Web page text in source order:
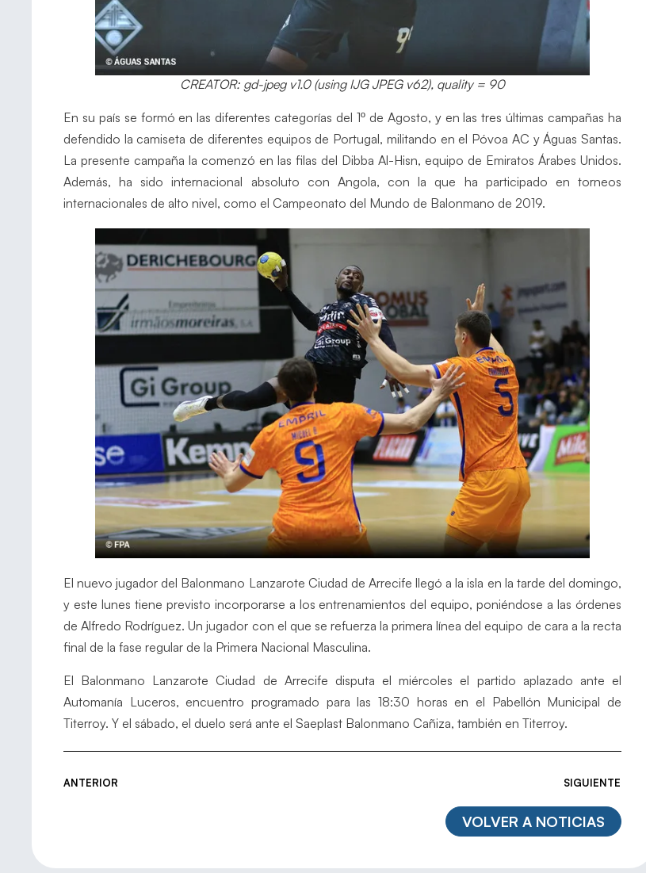
CREATOR: gd-jpeg v1.0 (using IJG JPEG v62), quality = 90
En su país se formó en las diferentes categorías del 1º de Agosto, y en las tres últimas campañas ha
defendido la camiseta de diferentes equipos de Portugal, militando en el Póvoa AC y Águas Santas.
La presente campaña la comenzó en las filas del Dibba Al-Hisn, equipo de Emiratos Árabes Unidos.
Además, ha sido internacional absoluto con Angola, con la que ha participado en torneos
internacionales de alto nivel, como el Campeonato del Mundo de Balonmano de 2019.
El nuevo jugador del Balonmano Lanzarote Ciudad de Arrecife llegó a la isla en la tarde del domingo,
y este lunes tiene previsto incorporarse a los entrenamientos del equipo, poniéndose a las órdenes
de Alfredo Rodríguez. Un jugador con el que se refuerza la primera línea del equipo de cara a la recta
final de la fase regular de la Primera Nacional Masculina.
El Balonmano Lanzarote Ciudad de Arrecife disputa el miércoles el partido aplazado ante el
Automanía Luceros, encuentro programado para las 18:30 horas en el Pabellón Municipal de
Titerroy. Y el sábado, el duelo será ante el Saeplast Balonmano Cañiza, también en Titerroy.
ANTERIOR SIGUIENTE
VOLVER A NOTICIAS